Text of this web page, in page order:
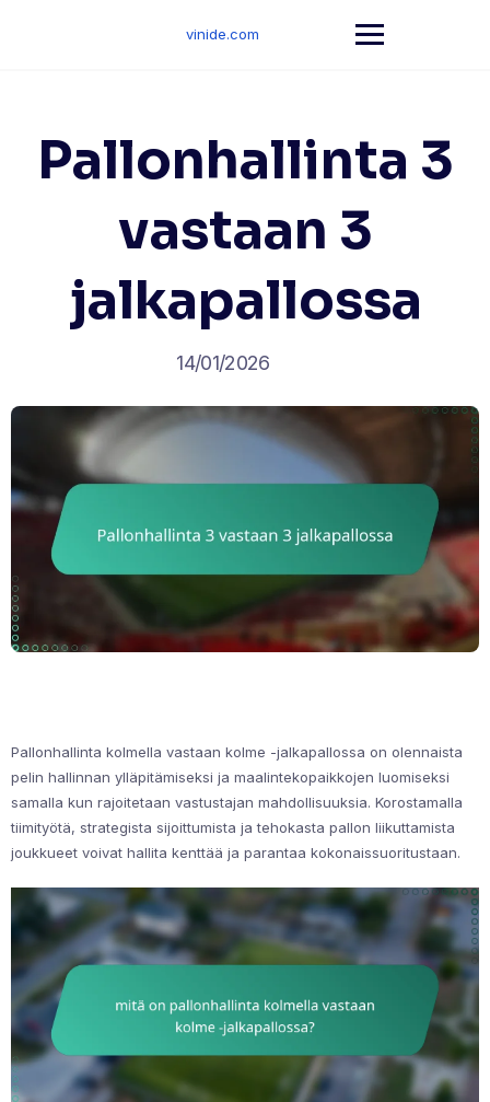
vinide.com
Pallonhallinta 3
vastaan 3
jalkapallossa
14/01/2026
Pallonhallinta kolmella vastaan kolme -jalkapallossa on olennaista
pelin hallinnan ylläpitämiseksi ja maalintekopaikkojen luomiseksi
samalla kun rajoitetaan vastustajan mahdollisuuksia. Korostamalla
tiimityötä, strategista sijoittumista ja tehokasta pallon liikuttamista
joukkueet voivat hallita kenttää ja parantaa kokonaissuoritustaan.